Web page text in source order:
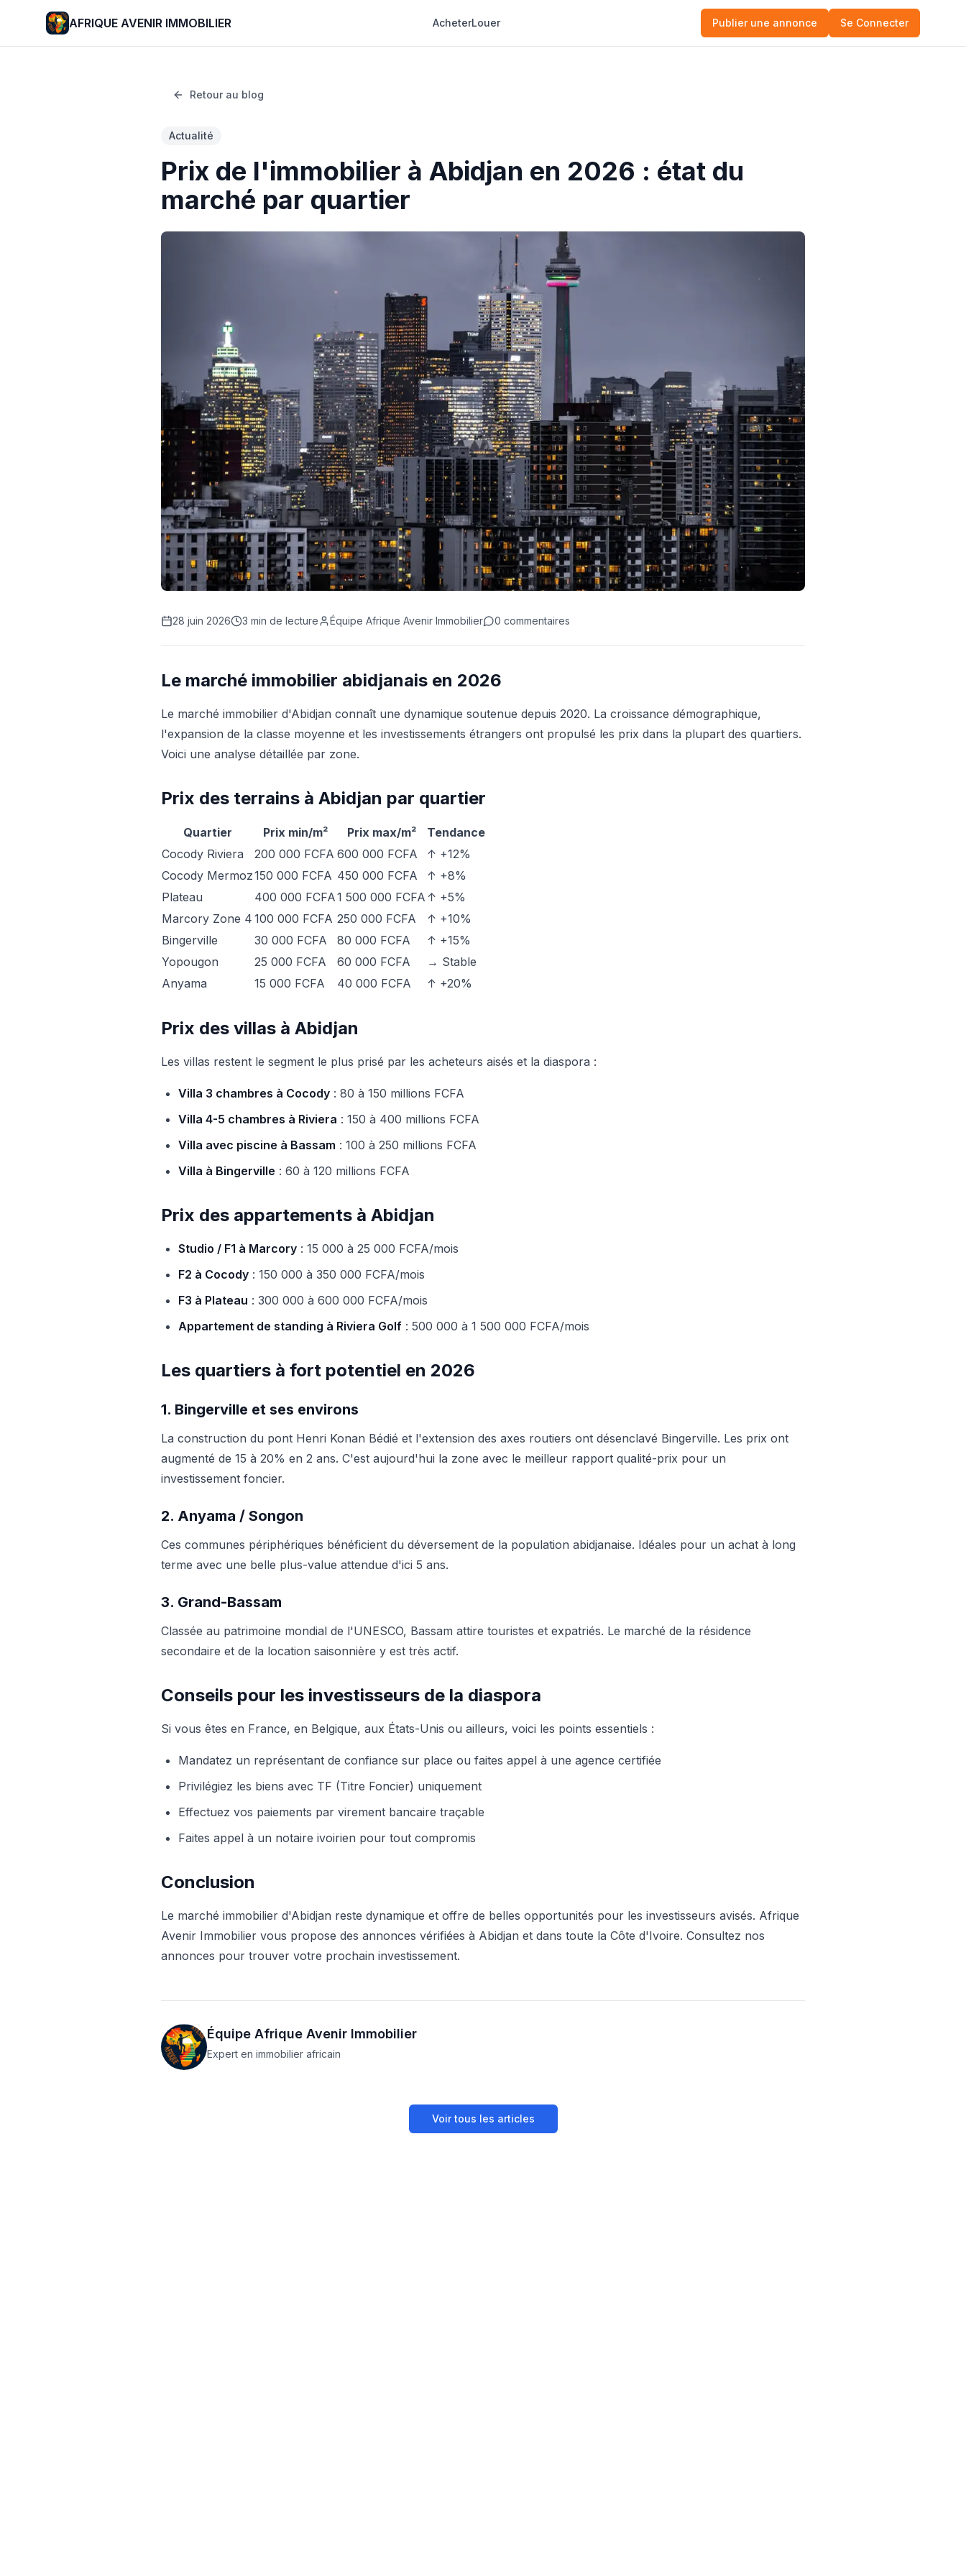
AFRIQUE AVENIR IMMOBILIER AcheterLouer Publier une annonce Se Connecter
Retour au blog
Actualité
Prix de l'immobilier à Abidjan en 2026 : état du
marché par quartier
28 juin 2026 3 min de lecture Équipe Afrique Avenir Immobilier 0 commentaires
Le marché immobilier abidjanais en 2026
Le marché immobilier d'Abidjan connaît une dynamique soutenue depuis 2020. La croissance démographique,
l'expansion de la classe moyenne et les investissements étrangers ont propulsé les prix dans la plupart des quartiers.
Voici une analyse détaillée par zone.
Prix des terrains à Abidjan par quartier
Quartier Prix min/m² Prix max/m²
Tendance
Cocody Riviera
200 000 FCFA 600 000 FCFA
↑ +12%
Cocody Mermoz150 000 FCFA 450 000 FCFA
↑ +8%
Plateau
400 000 FCFA1 500 000 FCFA ↑ +5%
Marcory Zone 4 100 000 FCFA 250 000 FCFA
↑ +10%
Bingerville
30 000 FCFA 80 000 FCFA
↑ +15%
Yopougon
25 000 FCFA 60 000 FCFA
→ Stable
Anyama
15 000 FCFA 40 000 FCFA ↑ +20%
Prix des villas à Abidjan
Les villas restent le segment le plus prisé par les acheteurs aisés et la diaspora :
Villa 3 chambres à Cocody : 80 à 150 millions FCFA
Villa 4-5 chambres à Riviera : 150 à 400 millions FCFA
Villa avec piscine à Bassam : 100 à 250 millions FCFA
Villa à Bingerville : 60 à 120 millions FCFA
Prix des appartements à Abidjan
Studio / F1 à Marcory : 15 000 à 25 000 FCFA/mois
F2 à Cocody : 150 000 à 350 000 FCFA/mois
F3 à Plateau : 300 000 à 600 000 FCFA/mois
Appartement de standing à Riviera Golf : 500 000 à 1 500 000 FCFA/mois
Les quartiers à fort potentiel en 2026
1. Bingerville et ses environs
La construction du pont Henri Konan Bédié et l'extension des axes routiers ont désenclavé Bingerville. Les prix ont
augmenté de 15 à 20% en 2 ans. C'est aujourd'hui la zone avec le meilleur rapport qualité-prix pour un
investissement foncier.
2. Anyama / Songon
Ces communes périphériques bénéficient du déversement de la population abidjanaise. Idéales pour un achat à long
terme avec une belle plus-value attendue d'ici 5 ans.
3. Grand-Bassam
Classée au patrimoine mondial de l'UNESCO, Bassam attire touristes et expatriés. Le marché de la résidence
secondaire et de la location saisonnière y est très actif.
Conseils pour les investisseurs de la diaspora
Si vous êtes en France, en Belgique, aux États-Unis ou ailleurs, voici les points essentiels :
Mandatez un représentant de confiance sur place ou faites appel à une agence certifiée
Privilégiez les biens avec TF (Titre Foncier) uniquement
Effectuez vos paiements par virement bancaire traçable
Faites appel à un notaire ivoirien pour tout compromis
Conclusion
Le marché immobilier d'Abidjan reste dynamique et offre de belles opportunités pour les investisseurs avisés. Afrique
Avenir Immobilier vous propose des annonces vérifiées à Abidjan et dans toute la Côte d'Ivoire. Consultez nos
annonces pour trouver votre prochain investissement.
Équipe Afrique Avenir Immobilier
Expert en immobilier africain
Voir tous les articles